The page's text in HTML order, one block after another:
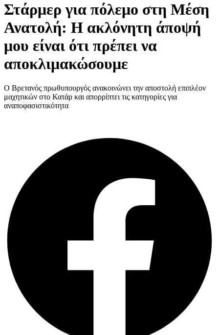
Στάρμερ για πόλεμο στη Μέση
Ανατολή: Η ακλόνητη άποψή
μου είναι ότι πρέπει να
αποκλιμακώσουμε
Ο Βρετανός πρωθυπουργός ανακοινώνει την αποστολή επιπλέον
μαχητικών στο Κατάρ και απορρίπτει τις κατηγορίες για
αναποφασιστικότητα